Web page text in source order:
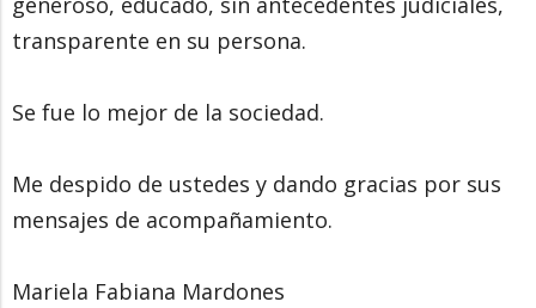
transparente en su persona.
Se fue lo mejor de la sociedad.
Me despido de ustedes y dando gracias por sus
mensajes de acompañamiento.
Mariela Fabiana Mardones